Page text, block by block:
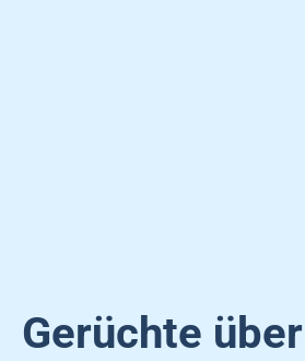
Gerüchte über